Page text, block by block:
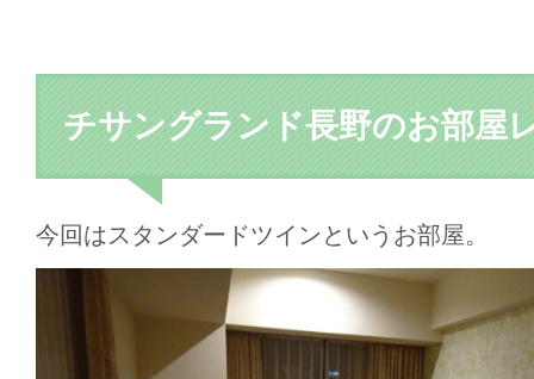
チサングランド長野のお部屋
今回はスタンダードツインというお部屋。